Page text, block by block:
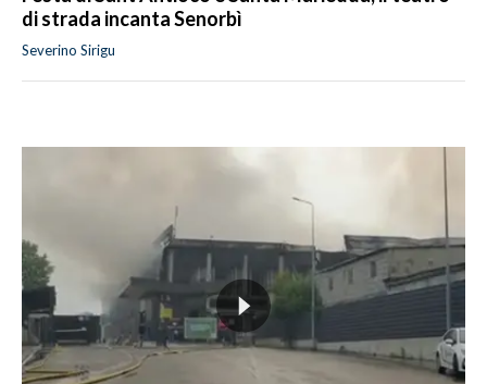
di strada incanta Senorbì
Severino Sirigu